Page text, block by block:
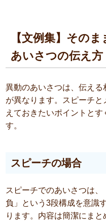
【文例集】その
あいさつの伝え方
異動のあいさつは、伝え
が異なります。スピーチ
えておきたいポイントと
す。
スピーチの場合
スピーチでのあいさつは
負」という3段構成を意識
ります。内容は簡潔にま